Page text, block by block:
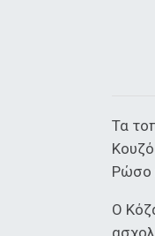
Τα
Ρώσο
Ο